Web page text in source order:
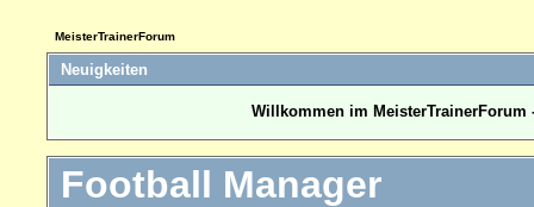
MeisterTrainerForum
Neuigkeiten
Willkommen im
Football Manager